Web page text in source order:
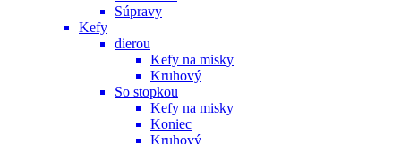
Súpravy
Kefy
dierou
Kefy na misky
Kruhový
So stopkou
Kefy na misky
Koniec
Kruhový